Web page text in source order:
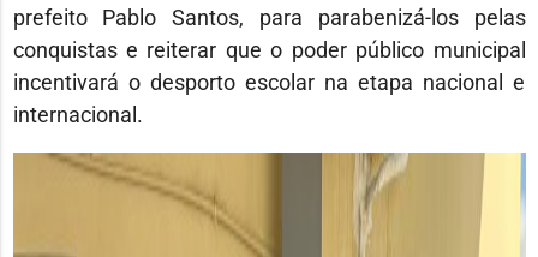
prefeito Pablo Santos, para parabenizá-los pelas
conquistas e reiterar que o poder público municipal
incentivará o desporto escolar na etapa nacional e
internacional.